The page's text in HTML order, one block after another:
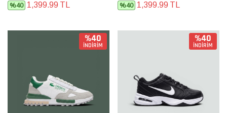
%40 1,399.99 TL %40 1,399.99 TL
%40
İNDİRİM
%40
İNDİRİM